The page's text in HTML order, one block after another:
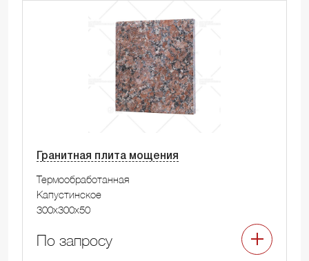
Гранитная плита мощения
Термообработанная
Капустинское
300x300x50
По запросу